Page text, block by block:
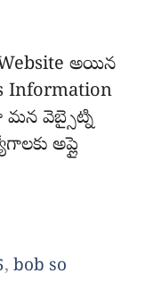
అయిన
Information
మన వెబ్సైట్ని
అప్లై
,bob so